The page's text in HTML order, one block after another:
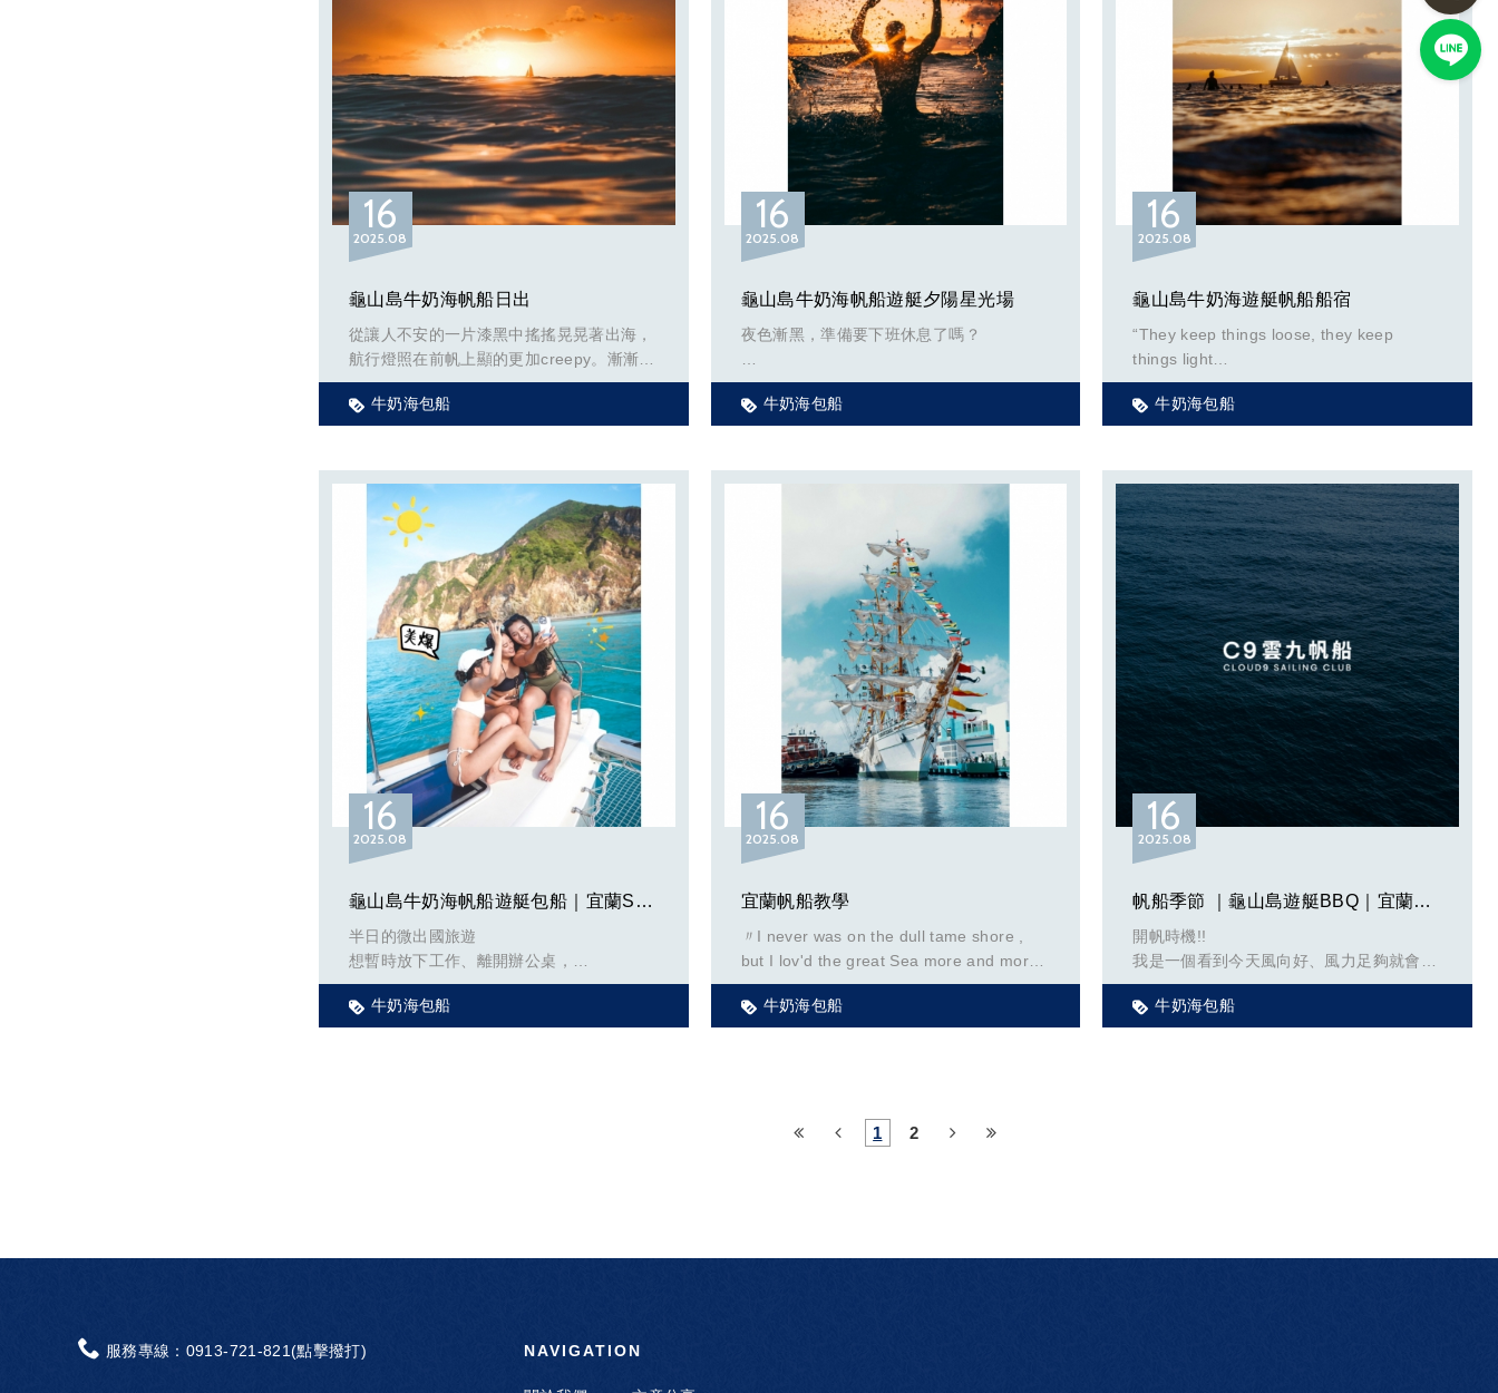
上一次是由當時的行政院長蘇揆在蘇澳啟
航，這次是在賴總統祝福下出發，除了欣慰
外更看得出國家對這項產業的支持，沿途更
是各港口的海巡艇接力式的伴航。夕陽下前
往東引的路上孩子們第一次看到海豚在船頭
伴航，藍眼淚在夜晚時只要把腳放進海水裡
就會出現。在東引跟南竿都碰到雲九帆船的
粉絲讓我好意外好開心。海上聽著曾在烏坵
駐守的夥伴講當兵的回憶、在夜裡也能清楚
逆流、船速2-3節，開了40小時才到金門，
抵達時看到光中船長穿著可愛的睡褲接阿莫
不幸中的大幸，也是個機會教育，光腳號在
導致擱淺在沙洲上，之後全體師生上阿莫號
繼續往澎湖前進。光腳號在6小時漲潮號自
在小琉球遇凱米颱風所以環島的計畫被迫延
期，回到高雄港避颱。由於凱米詭譎多變，
破壞力被低估的情形下，高雄不少船艇與碼
頭都有毀損，好在阿莫跟光腳都有我們留
守，感謝常在烏石港防颱的經驗，對防颱工
作非常熟悉。
凱米離開後，因為時間壓縮了只能跳過恆
春，實在好可惜，有好多朋友都在恆春等
我，只得繼續往蘭嶼、綠島、長濱，接著石
透過帆船環島環島讓我一次見識了台灣各個
小島、沿岸美麗風光，不是因為這件是簡單
而去做，而是因為困難。引擎斷皮帶、風速
40節、船速2節、擱淺、絞到繩子螺旋槳飛
大的收穫，其實獲得巨大收穫跟幸福的是
費用：＄36,000（包船價）。
人數：上限 12 人。
時間：0900～1200（上午場），1500～
1800（下午場）。
內容：軟性飲料 1 箱、酒精飲料 1 箱、零
食、SUP 立槳 3 張、充氣魔毯 1 張、充氣
彈跳床 1 張、面鏡＆呼吸管。
海上花火節 2 小時（每年約四月中旬到六月
下旬間）
人數：上限 15 人。
時間：2000～2200（2100 施放煙火）。
內容：軟性飲料 1 箱、酒精飲料 1 箱、拼
盤餐點。
南方四島／北海巡旅／東海巡旅 6.5 小時
費用：＄48,000（包船價）。
人數：上限 12 人。
時間：1000～1630。
內容：軟性飲料 1 箱、酒精飲料 1 箱、零
食、SUP 立槳 3 張、充氣魔毯 1 張、充氣
三. 船型
1608
2025
龜山島牛奶海帆船日出
從讓人不安的一片漆黑中搖搖晃晃著出海，
航行燈照在前帆上顯的更加creepy。漸漸天
空開始上色，從午夜藍慢慢加了一些洋紅，
30分鐘左右的「magic hour」開始了！
牛奶海包船
1608
2025
龜山島牛奶海帆船遊艇夕陽星光場
夜色漸黑，準備要下班休息了嗎？
Nono! 最適合夜貓子的行程，不會被太陽曬
到痛痛還可以在夕陽裡浪漫的航行。
牛奶海包船
1608
2025
龜山島牛奶海遊艇帆船船宿
“They keep things loose, they keep
things light
Everybody was dancin' in the moonligh
牛奶海包船
1608
2025
龜山島牛奶海帆船遊艇包船｜宜蘭SUP｜宜蘭景點｜雲九帆船
半日的微出國旅遊
想暫時放下工作、離開辦公桌，
預算跟特休不夠用怎麼辦？
那就來場宜蘭龜山島遊艇包船吧！<br
牛奶海包船
1608
2025
宜蘭帆船教學
〃I never was on the dull tame shore ,
but I lov'd the great Sea more and more
〃
牛奶海包船
1608
2025
帆船季節 ｜龜山島遊艇BBQ｜宜蘭賞鯨包船｜龜山島租船,租遊艇,宜蘭租遊艇
開帆時機!!
我是一個看到今天風向好、風力足夠就會開
帆的船長，所以很多客人跟我一起出航時看
到我開帆就會問「什麼時候會開帆阿?」
「我來了好多次只有你有開帆。」「帆打開
牛奶海包船
1 2
服務專線： 0913-721-821(點擊撥打) NAVIGATION